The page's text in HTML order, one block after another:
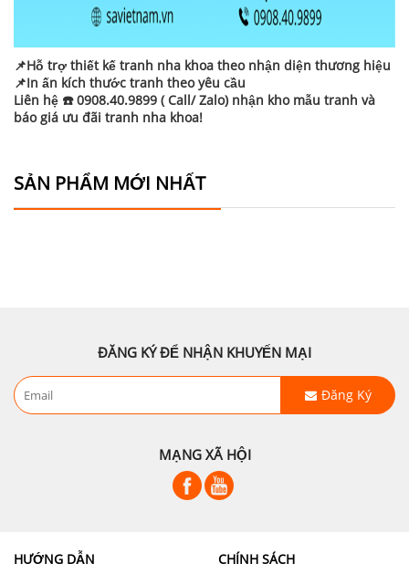
📌Hỗ trợ thiết kế tranh nha khoa theo nhận diện thương hiệu
📌In ấn kích thước tranh theo yêu cầu
Liên hệ ☎️ 0908.40.9899 ( Call/ Zalo) nhận kho mẫu tranh và
báo giá ưu đãi tranh nha khoa!
SẢN PHẨM MỚI NHẤT
ĐĂNG KÝ ĐỂ NHẬN KHUYẾN MẠI
Đăng Ký
MẠNG XÃ HỘI
HƯỚNG DẪN
CHÍNH SÁCH